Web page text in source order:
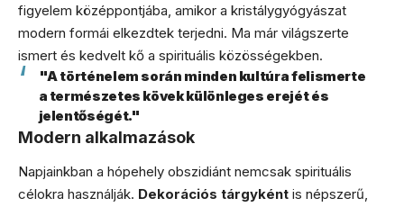
figyelem középpontjába, amikor a kristálygyógyászat
modern formái elkezdtek terjedni. Ma már világszerte
ismert és kedvelt kő a spirituális közösségekben.
"A történelem során minden kultúra felismerte
a természetes kövek különleges erejét és
jelentőségét."
Modern alkalmazások
Napjainkban a hópehely obszidiánt nemcsak spirituális
célokra használják. Dekorációs tárgyként is népszerű,